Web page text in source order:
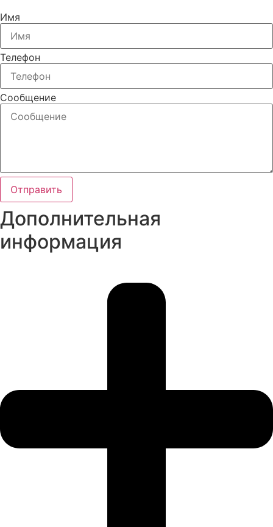
Имя
Телефон
Сообщение
Отправить
Дополнительная
информация